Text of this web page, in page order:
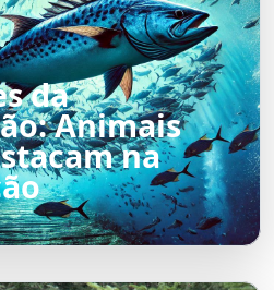
da
Animais
na